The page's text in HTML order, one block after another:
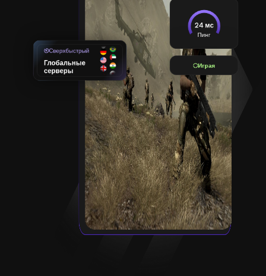
Сверхбыстрый
Глобальные
серверы
24 мс
Пинг
Играя